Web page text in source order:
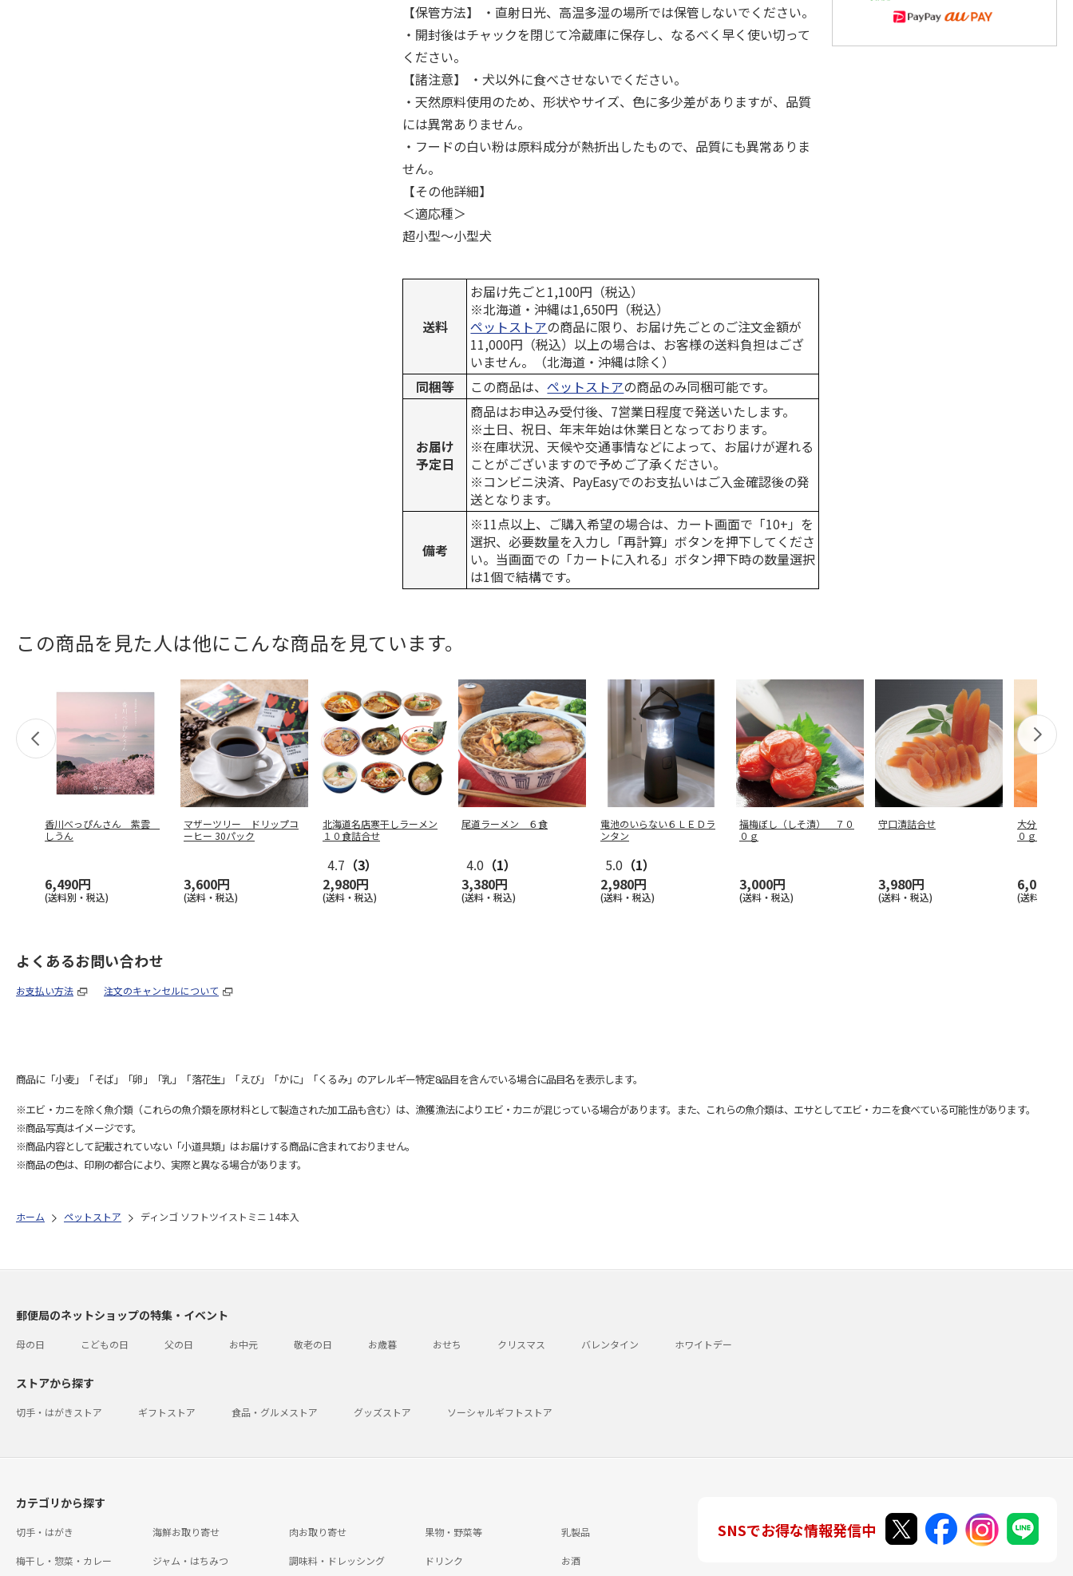
【保管方法】 ・直射日光、高温多湿の場所では保管しないでください。
・開封後はチャックを閉じて冷蔵庫に保存し、なるべく早く使い切って
ください。
【諸注意】 ・犬以外に食べさせないでください。
・天然原料使用のため、形状やサイズ、色に多少差がありますが、品質
には異常ありません。
・フードの白い粉は原料成分が熱折出したもので、品質にも異常ありま
せん。
【その他詳細】
＜適応種＞
超小型～小型犬
送料
お届け先ごと1,100円（税込）
※北海道・沖縄は1,650円（税込）
ペットストアの商品に限り、お届け先ごとのご注文金額が
11,000円（税込）以上の場合は、お客様の送料負担はござ
いません。（北海道・沖縄は除く）
同梱等
この商品は、ペットストアの商品のみ同梱可能です。
お届け
予定日
商品はお申込み受付後、7営業日程度で発送いたします。
※土日、祝日、年末年始は休業日となっております。
※在庫状況、天候や交通事情などによって、お届けが遅れる
ことがございますので予めご了承ください。
※コンビニ決済、PayEasyでのお支払いはご入金確認後の発
送となります。
備考
※11点以上、ご購入希望の場合は、カート画面で「10+」を
選択、必要数量を入力し「再計算」ボタンを押下してくださ
い。当画面での「カートに入れる」ボタン押下時の数量選択
は1個で結構です。
この商品を見た人は他にこんな商品を見ています。
香川べっぴんさん 紫雲
しうん
6,490円
(送料別・税込)
マザーツリー ドリップコ
ーヒー 30パック
3,600円
(送料・税込)
北海道名店寒干しラーメン
１０食詰合せ
4.7 （3）
2,980円
(送料・税込)
尾道ラーメン ６食
4.0 （1）
3,380円
(送料・税込)
電池のいらない６ＬＥＤラ
ンタン
5.0 （1）
2,980円
(送料・税込)
福梅ぼし（しそ漬） ７０
０ｇ
3,000円
(送料・税込)
守口漬詰合せ
3,980円
(送料・税込)
大分県産
０ｇ×２
6,000円
(送料・税込)
よくあるお問い合わせ
お支払い方法 注文のキャンセルについて
商品に「小麦」「そば」「卵」「乳」「落花生」「えび」「かに」「くるみ」のアレルギー特定8品目を含んでいる場合に品目名を表示します。
※エビ・カニを除く魚介類（これらの魚介類を原材料として製造された加工品も含む）は、漁獲漁法によりエビ・カニが混じっている場合があります。また、これらの魚介類は、エサとしてエビ・カニを食べている可能性があります。
※商品写真はイメージです。
※商品内容として記載されていない「小道具類」はお届けする商品に含まれておりません。
※商品の色は、印刷の都合により、実際と異なる場合があります。
ホーム ペットストア ディンゴ ソフトツイストミニ 14本入
郵便局のネットショップの特集・イベント
母の日 こどもの日 父の日 お中元 敬老の日 お歳暮 おせち クリスマス バレンタイン ホワイトデー
ストアから探す
切手・はがきストア ギフトストア 食品・グルメストア グッズストア ソーシャルギフトストア
カテゴリから探す
切手・はがき 海鮮お取り寄せ 肉お取り寄せ 果物・野菜等 乳製品
梅干し・惣菜・カレー ジャム・はちみつ 調味料・ドレッシング ドリンク お酒
SNSでお得な情報発信中